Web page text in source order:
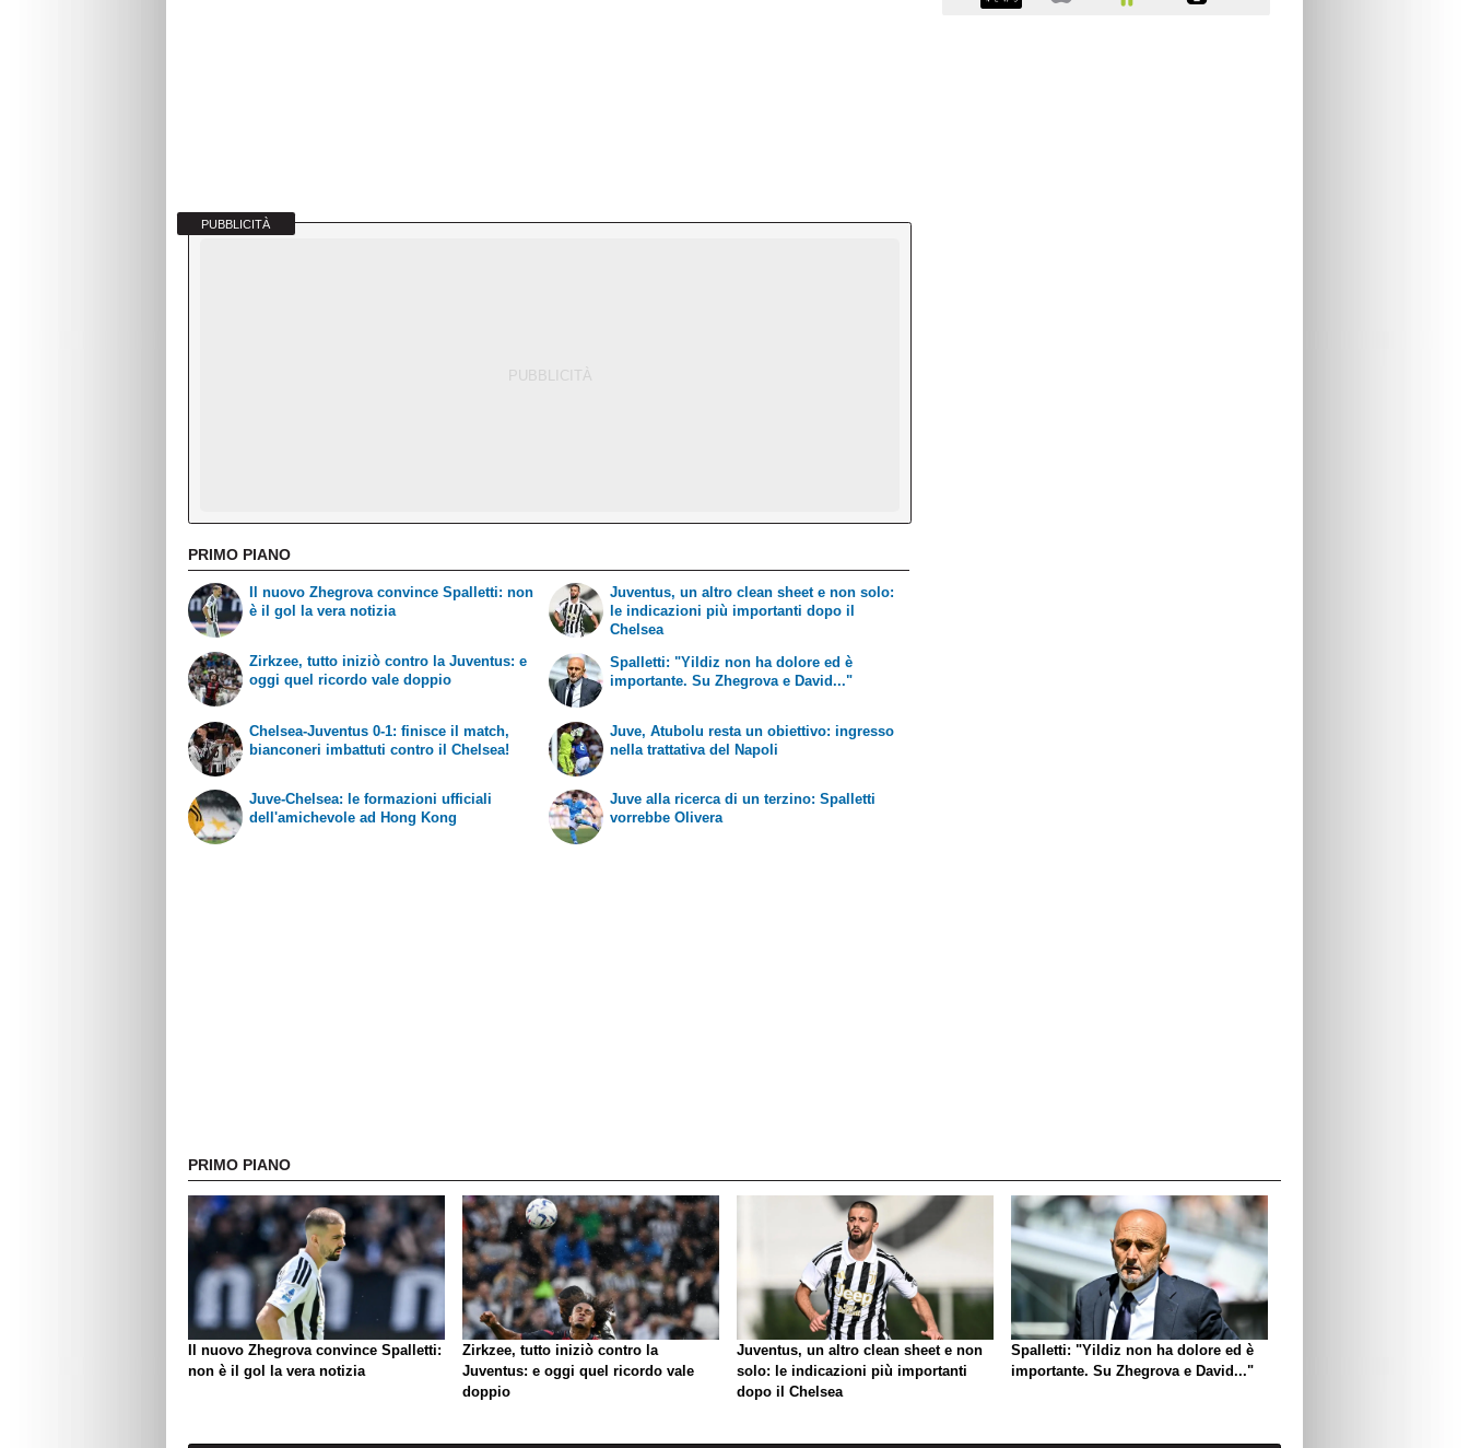
PUBBLICITÀ
PRIMO PIANO
Il nuovo Zhegrova convince Spalletti: non
è il gol la vera notizia
Zirkzee, tutto iniziò contro la Juventus: e
oggi quel ricordo vale doppio
Juventus, un altro clean sheet e non solo:
le indicazioni più importanti dopo il
Chelsea
Spalletti: "Yildiz non ha dolore ed è
importante. Su Zhegrova e David..."
Chelsea-Juventus 0-1: finisce il match,
bianconeri imbattuti contro il Chelsea!
Juve-Chelsea: le formazioni ufficiali
dell'amichevole ad Hong Kong
Juve, Atubolu resta un obiettivo: ingresso
nella trattativa del Napoli
Juve alla ricerca di un terzino: Spalletti
vorrebbe Olivera
PRIMO PIANO
Il nuovo Zhegrova convince Spalletti:
non è il gol la vera notizia
Zirkzee, tutto iniziò contro la
Juventus: e oggi quel ricordo vale
doppio
Juventus, un altro clean sheet e non
solo: le indicazioni più importanti
dopo il Chelsea
Spalletti: "Yildiz non ha dolore ed è
importante. Su Zhegrova e David..."